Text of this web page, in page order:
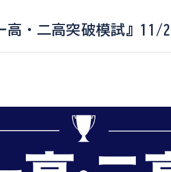
高・二高突破模試』